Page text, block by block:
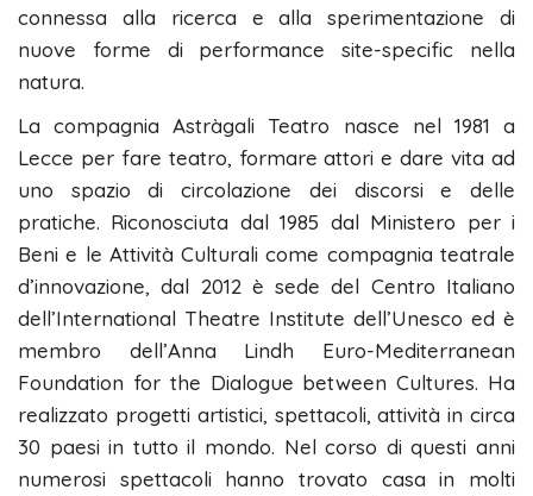
connessa alla ricerca e alla sperimentazione di
nuove forme di performance site-specific nella
natura.
La compagnia Astràgali Teatro nasce nel 1981 a
Lecce per fare teatro, formare attori e dare vita ad
uno spazio di circolazione dei discorsi e delle
pratiche. Riconosciuta dal 1985 dal Ministero per i
Beni e le Attività Culturali come compagnia teatrale
d’innovazione, dal 2012 è sede del Centro Italiano
dell’International Theatre Institute dell’Unesco ed è
membro dell’Anna Lindh Euro-Mediterranean
Foundation for the Dialogue between Cultures. Ha
realizzato progetti artistici, spettacoli, attività in circa
30 paesi in tutto il mondo. Nel corso di questi anni
numerosi spettacoli hanno trovato casa in molti